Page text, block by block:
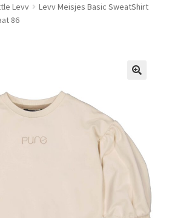
Levv
Levv Meisjes Basic SweatShirt
86